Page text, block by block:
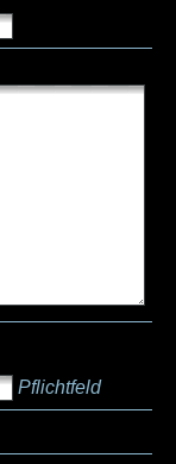
Pflichtfeld